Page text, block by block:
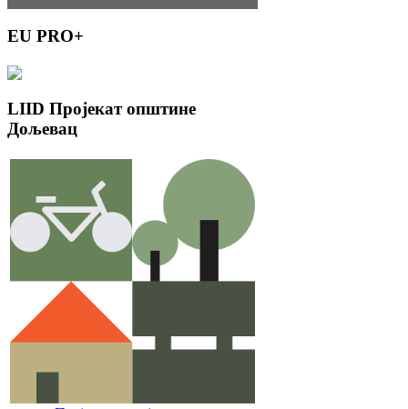
EU PRO+
LIID Пројекат општине
Дољевац